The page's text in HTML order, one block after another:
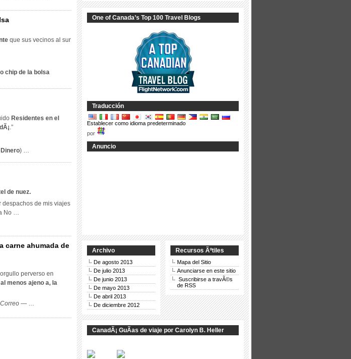
que sus vecinos al sur
chip de la bolsa
Residentes en el
.”
) …
de nuez.
despachos de mis viajes
No …
carne ahumada de
perverso en
menos ajeno a, la
— …
One of Canada’s Top 100 Travel Blogs
Traducción
Establecer como idioma predeterminado
por
Anuncio
Archivo
De agosto 2013
De julio 2013
De junio 2013
De mayo 2013
De abril 2013
De diciembre 2012
Recursos Ãºtiles
Mapa del Sitio
Anunciarse en este sitio
Suscribirse a travÃ©s
de RSS
CanadÃ¡ GuÃ­as de viaje por Carolyn B. Heller